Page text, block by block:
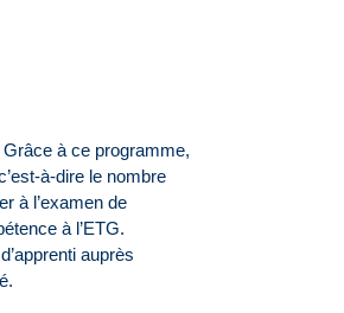
Grâce à ce programme,
à-dire le nombre
à l’examen de
à l’ETG.
auprès